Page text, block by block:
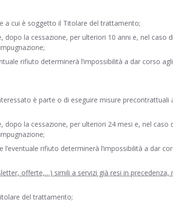
a cui è soggetto il Titolare del trattamento;
la cessazione, per ulteriori 10 anni e, nel caso
rifiuto determinerà l’impossibilità a dar corso
è parte o di eseguire misure precontrattuali
la cessazione, per ulteriori 24 mesi e, nel caso
rifiuto determinerà l’impossibilità a dar
offerte,…) simili a servizi già resi in precedenza,
del trattamento;